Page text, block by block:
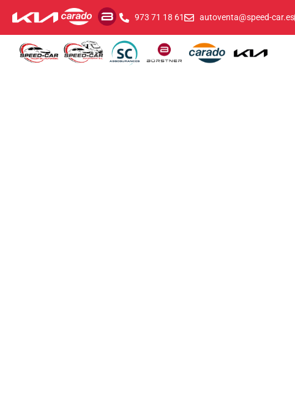
973 71 18 61 autoventa@speed-car.es